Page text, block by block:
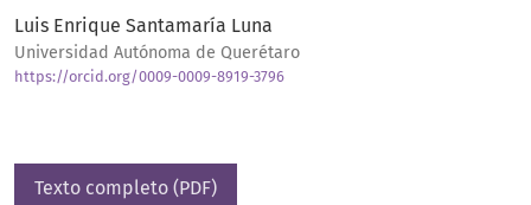
Luis Enrique Santamaría Luna
Universidad Autónoma de Querétaro
https://orcid.org/0009-0009-8919-3796
Texto completo (PDF)